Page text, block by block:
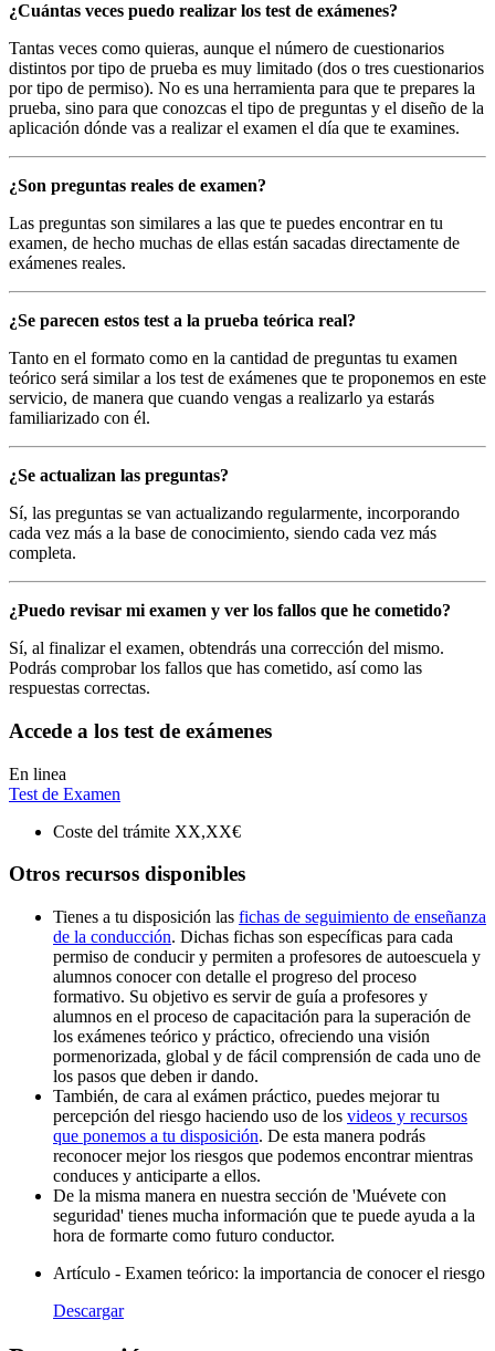
¿Cuántas veces puedo realizar los test de exámenes?
Tantas veces como quieras, aunque el número de cuestionarios
distintos por tipo de prueba es muy limitado (dos o tres cuestionarios
por tipo de permiso). No es una herramienta para que te prepares la
prueba, sino para que conozcas el tipo de preguntas y el diseño de la
aplicación dónde vas a realizar el examen el día que te examines.
¿Son preguntas reales de examen?
Las preguntas son similares a las que te puedes encontrar en tu
examen, de hecho muchas de ellas están sacadas directamente de
exámenes reales.
¿Se parecen estos test a la prueba teórica real?
Tanto en el formato como en la cantidad de preguntas tu examen
teórico será similar a los test de exámenes que te proponemos en este
servicio, de manera que cuando vengas a realizarlo ya estarás
familiarizado con él.
¿Se actualizan las preguntas?
Sí, las preguntas se van actualizando regularmente, incorporando
cada vez más a la base de conocimiento, siendo cada vez más
completa.
¿Puedo revisar mi examen y ver los fallos que he cometido?
Sí, al finalizar el examen, obtendrás una corrección del mismo.
Podrás comprobar los fallos que has cometido, así como las
respuestas correctas.
Accede a los test de exámenes
En linea
Test de Examen
Coste del trámite XX,XX€
Otros recursos disponibles
Tienes a tu disposición las fichas de seguimiento de enseñanza
de la conducción. Dichas fichas son específicas para cada
permiso de conducir y permiten a profesores de autoescuela y
alumnos conocer con detalle el progreso del proceso
formativo. Su objetivo es servir de guía a profesores y
alumnos en el proceso de capacitación para la superación de
los exámenes teórico y práctico, ofreciendo una visión
pormenorizada, global y de fácil comprensión de cada uno de
los pasos que deben ir dando.
También, de cara al exámen práctico, puedes mejorar tu
percepción del riesgo haciendo uso de los videos y recursos
que ponemos a tu disposición. De esta manera podrás
reconocer mejor los riesgos que podemos encontrar mientras
conduces y anticiparte a ellos.
De la misma manera en nuestra sección de 'Muévete con
seguridad' tienes mucha información que te puede ayuda a la
hora de formarte como futuro conductor.
Artículo - Examen teórico: la importancia de conocer el riesgo
Descargar